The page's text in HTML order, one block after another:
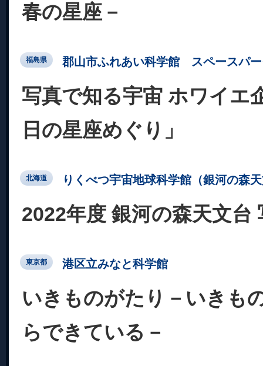
春の星座－
福島県 郡山市ふれあい科学館 スペースパ
写真で知る宇宙 ホワイエ
日の星座めぐり」
北海道 りくべつ宇宙地球科学館（銀河の森
2022年度 銀河の森天文台
東京都 港区立みなと科学館
いきものがたり－いきも
らできている－